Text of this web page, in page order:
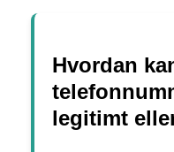
Hvordan
legitimt